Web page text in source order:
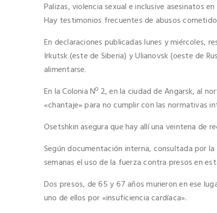
Palizas, violencia sexual e inclusive asesinatos
Hay testimonios frecuentes de abusos
En declaraciones publicadas lunes y miércoles,
Irkutsk (este de Siberia) y Ulianovsk (oeste de
alimentarse.
En la Colonia Nº 2, en la ciudad de Angarsk, al
«chantaje» para no cumplir con las normativas
Osetshkin asegura que hay allí una veintena de
Según documentación interna, consultada por
semanas el uso de la fuerza contra presos en
Dos presos, de 65 y 67 años murieron en ese
uno de ellos por «insuficiencia cardíaca».